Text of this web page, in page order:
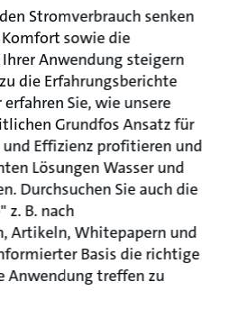
Stromverbrauch senken
sowie die
Anwendung steigern
die Erfahrungsberichte
Sie, wie unsere
Grundfos Ansatz für
Effizienz profitieren und
Lösungen Wasser und
Durchsuchen Sie auch die
z. B. nach
Artikeln, Whitepapern und
Basis die richtige
Anwendung treffen zu